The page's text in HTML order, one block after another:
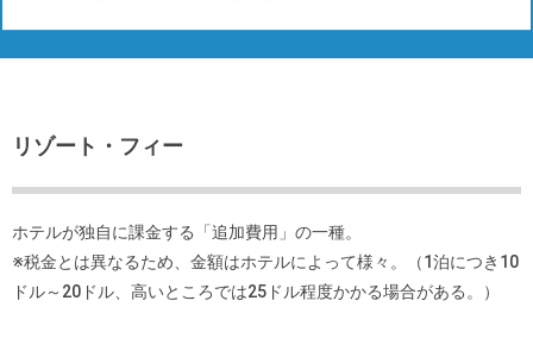
リゾート・フィー
ホテルが独自に課金する「追加費用」の一種。
※税金とは異なるため、金額はホテルによって様々。（1泊につき10
ドル～20ドル、高いところでは25ドル程度かかる場合がある。）